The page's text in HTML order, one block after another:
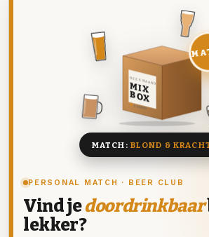
PERSONAL MATCH · BEER CLUB
Vind jedoordrinkbaar
lekker?
DEZE MAAND
MIX
BOX
8 BIEREN
MATCH: BLOND &